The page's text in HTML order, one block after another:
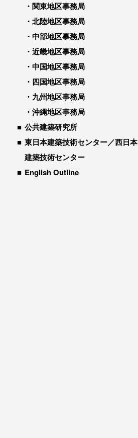
関東地区事務局
北陸地区事務局
中部地区事務局
近畿地区事務局
中国地区事務局
四国地区事務局
九州地区事務局
沖縄地区事務局
公共建築研究所
東日本建築技術センター／西日本
建築技術センター
English Outline